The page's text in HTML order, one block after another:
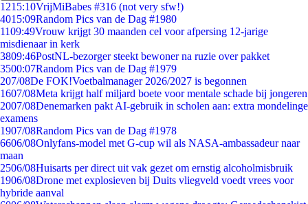
1215:10VrijMiBabes #316 (not very sfw!)
4015:09Random Pics van de Dag #1980
1109:49Vrouw krijgt 30 maanden cel voor afpersing 12-jarige
misdienaar in kerk
3809:46PostNL-bezorger steekt bewoner na ruzie over pakket
3500:07Random Pics van de Dag #1979
207/08De FOK!Voetbalmanager 2026/2027 is begonnen
1607/08Meta krijgt half miljard boete voor mentale schade bij jongeren
2007/08Denemarken pakt AI-gebruik in scholen aan: extra mondelinge
examens
1907/08Random Pics van de Dag #1978
6606/08Onlyfans-model met G-cup wil als NASA-ambassadeur naar
maan
2506/08Huisarts per direct uit vak gezet om ernstig alcoholmisbruik
1906/08Drone met explosieven bij Duits vliegveld voedt vrees voor
hybride aanval